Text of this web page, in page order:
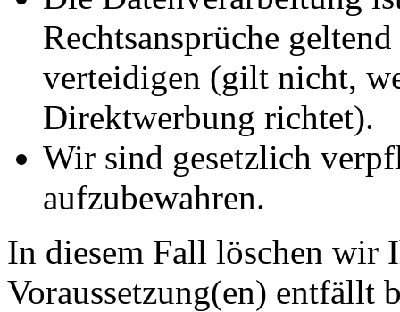
Rechtsansprüche
verteidigen (gilt nicht,
Direktwerbung richtet).
Wir sind gesetzlich
aufzubewahren.
In diesem Fall löschen wir
Voraussetzung(en) entfällt